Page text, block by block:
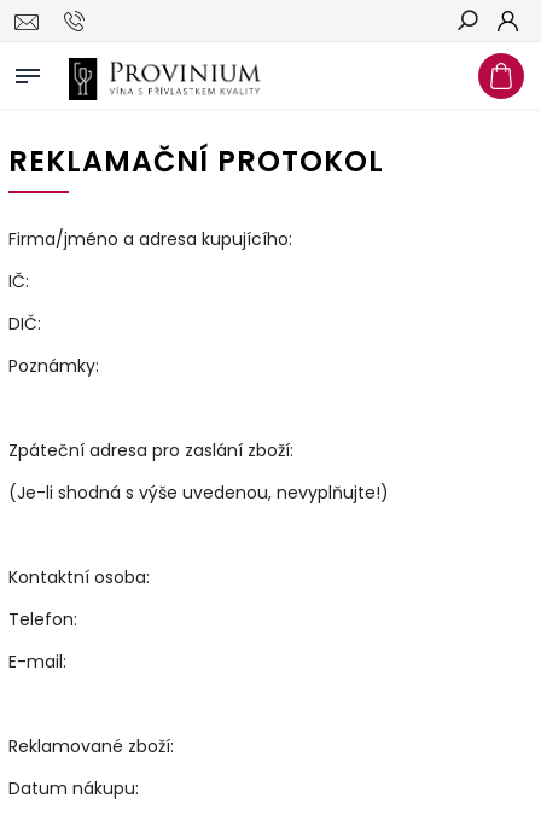
Hledat
REKLAMAČNÍ PROTOKOL
Firma/jméno a adresa kupujícího:
IČ:
DIČ:
Poznámky:
Zpáteční adresa pro zaslání zboží:
(Je-li shodná s výše uvedenou, nevyplňujte!)
Kontaktní osoba:
Telefon:
E-mail:
Reklamované zboží:
Datum nákupu: